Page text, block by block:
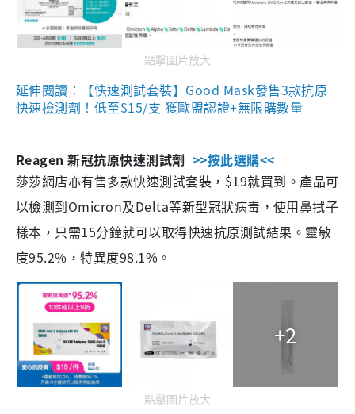
點擊圖片放大
延伸閱讀：【快速測試套裝】Good Mask發售3款抗原
快速檢測劑！低至$15/支 獲歐盟認證+無限購數量
Reagen 新冠抗原快速測試劑 >>按此選購<<
莎莎網店亦有售多款快速測試套裝，$19就買到。產品可
以檢測到Omicron及Delta等新型冠狀病毒，使用鼻拭子
樣本，只需15分鐘就可以取得快速抗原測試結果。靈敏
度95.2%，特異度98.1%。
+2
點擊圖片放大